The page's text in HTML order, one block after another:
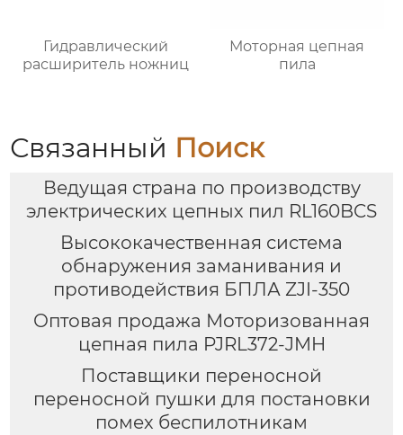
Гидравлический
расширитель ножниц
Моторная цепная
пила
Связанный Поиск
Ведущая страна по производству
электрических цепных пил RL160BCS
Высококачественная система
обнаружения заманивания и
противодействия БПЛА ZJI-350
Оптовая продажа Моторизованная
цепная пила PJRL372-JMH
Поставщики переносной
переносной пушки для постановки
помех беспилотникам